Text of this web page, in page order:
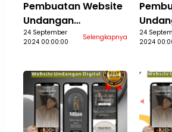
Pembuatan Website
Undangan
Pernikahan Aqiqah
Khitan Ultah Jasa
24 September
2024 00:00:00
Selengkapnya
Khitan
24
2024